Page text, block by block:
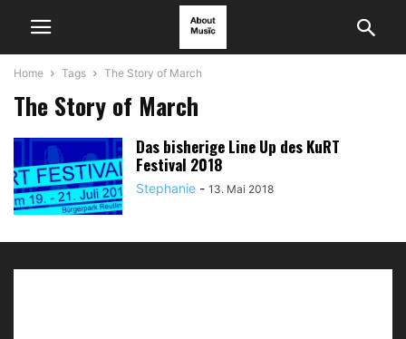
Home Tags The Story of March
The Story of March
Das bisherige Line Up des KuRT
Festival 2018
Stephanie - 13. Mai 2018